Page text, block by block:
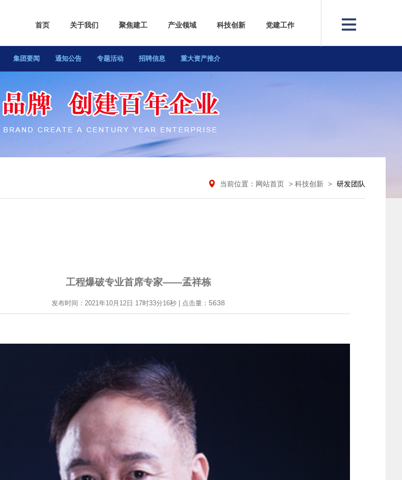
首页 关于我们 聚焦建工 产业领域 科技创新 党建工作
集团概况 董事长致辞 企业文化 组织架构 资质荣誉
集团要闻 通知公告 专题活动 招聘信息 重大资产推介
当前位置：网站首页 > 科技创新 > 研发团队
工程爆破专业首席专家——孟祥栋
发布时间：2021年10月12日 17时33分16秒 | 点击量： 5638